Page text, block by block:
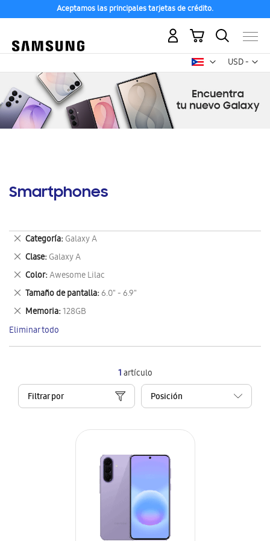
Aceptamos las principales tarjetas de crédito.
USD -
dólar
Mi carrito
Smartphones
1artículo
Filtrar por
Categoría Galaxy A
Eliminar
este
artículo
Clase Galaxy A
Eliminar
este
artículo
Color Awesome Lilac
Eliminar
este
artículo
Tamaño de pantalla 6.0" - 6.9"
Eliminar
este
artículo
Memoria 128GB
Eliminar
este
artículo
Eliminar todo